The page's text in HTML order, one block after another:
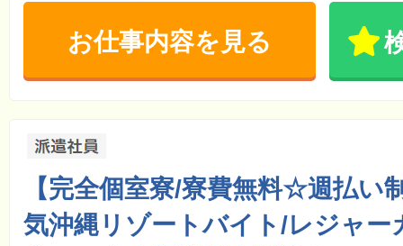
お仕事内容を見る
【完全個室寮/寮費無料☆週払い
気沖縄リゾートバイト/レジャー